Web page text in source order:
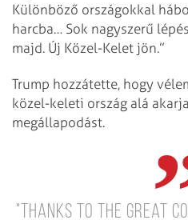
Különböző országokkal
harcba… Sok nagyszerű
majd. Új Közel-Kelet jön.”
Trump hozzátette, hogy
közel-keleti ország alá
megállapodást.
"Thanks to the great